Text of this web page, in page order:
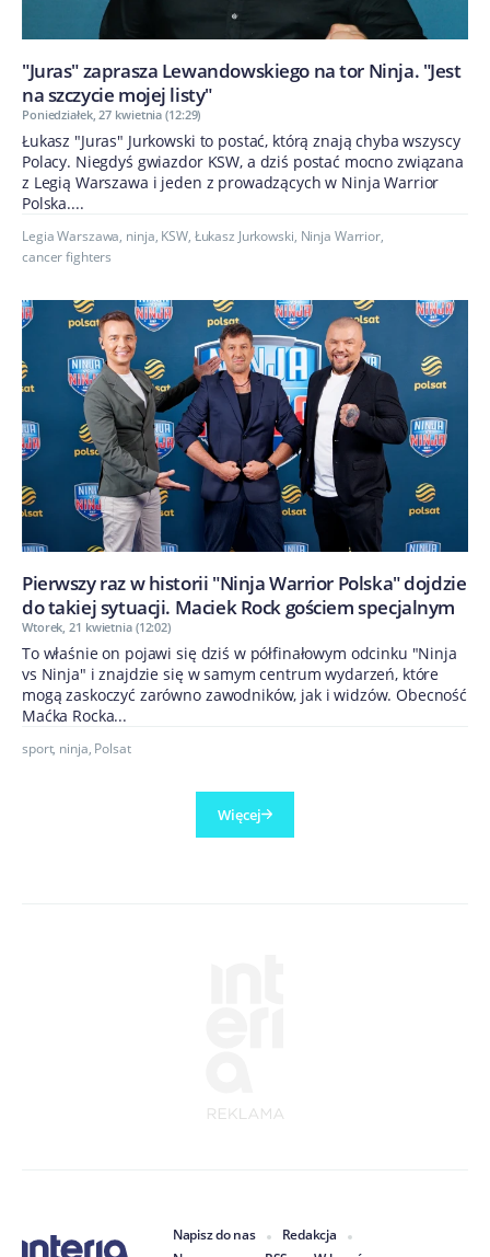
"Juras" zaprasza Lewandowskiego na tor Ninja. "Jest
na szczycie mojej listy"
Poniedziałek, 27 kwietnia (12:29)
Łukasz "Juras" Jurkowski to postać, którą znają chyba wszyscy
Polacy. Niegdyś gwiazdor KSW, a dziś postać mocno związana
z Legią Warszawa i jeden z prowadzących w Ninja Warrior
Polska....
Legia Warszawa, ninja, KSW, Łukasz Jurkowski, Ninja Warrior,
cancer fighters
Pierwszy raz w historii "Ninja Warrior Polska" dojdzie
do takiej sytuacji. Maciek Rock gościem specjalnym
Wtorek, 21 kwietnia (12:02)
To właśnie on pojawi się dziś w półfinałowym odcinku "Ninja
vs Ninja" i znajdzie się w samym centrum wydarzeń, które
mogą zaskoczyć zarówno zawodników, jak i widzów. Obecność
Maćka Rocka...
sport, ninja, Polsat
Więcej
Napisz do nas
Redakcja